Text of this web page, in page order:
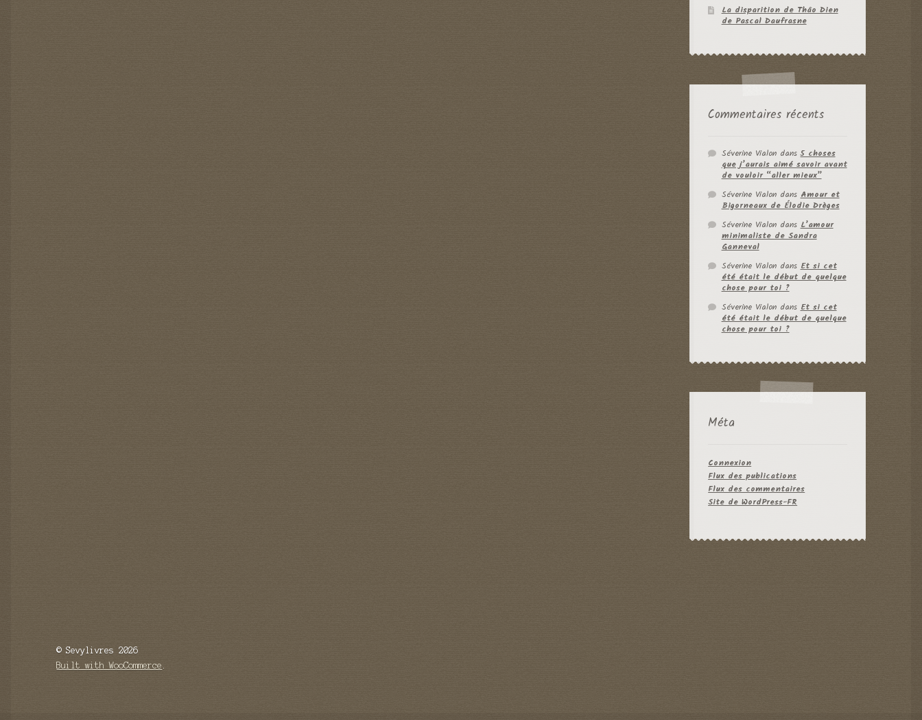
La disparition de Thâo Dien
de Pascal Daufrasne
Commentaires récents
Séverine Vialondans5 choses
que j’aurais aimé savoir avant
de vouloir “aller mieux”
Séverine VialondansAmour et
Bigorneaux de Élodie Drèges
Séverine VialondansL’amour
minimaliste de Sandra
Ganneval
Séverine VialondansEt si cet
été était le début de quelque
chose pour toi ?
Séverine VialondansEt si cet
été était le début de quelque
chose pour toi ?
Méta
Connexion
Flux des publications
Flux des commentaires
Site de WordPress-FR
© Sevylivres 2026
Built with WooCommerce